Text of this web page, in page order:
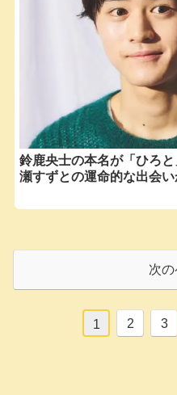
鈴鹿央士の本名が「ひろ
瀬すずとの運命的な出会い
次
1 2 3